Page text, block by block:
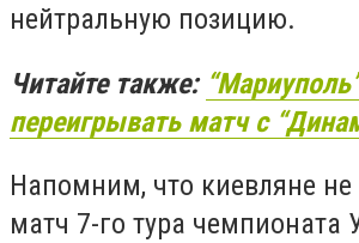
нейтральную позицию.
Читайте также:
переигрывать матч с
Напомним, что киевляне
матч 7-го тура чемпионата